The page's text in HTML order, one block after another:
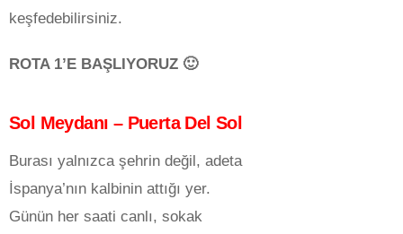
keşfedebilirsiniz.
ROTA 1’E BAŞLIYORUZ 🙂
Sol Meydanı – Puerta Del Sol
Burası yalnızca şehrin değil, adeta
İspanya’nın kalbinin attığı yer.
Günün her saati canlı, sokak